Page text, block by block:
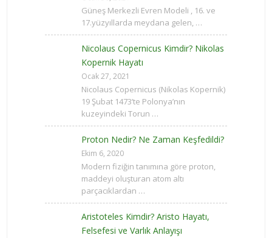
Güneş Merkezli Evren Modeli , 16. ve
17.yüzyıllarda meydana gelen, …
Nicolaus Copernicus Kimdir? Nikolas
Kopernik Hayatı
Ocak 27, 2021
Nicolaus Copernicus (Nikolas Kopernik)
19 Şubat 1473’te Polonya’nın
kuzeyindeki Torun …
Proton Nedir? Ne Zaman Keşfedildi?
Ekim 6, 2020
Modern fiziğin tanımına göre proton,
maddeyi oluşturan atom altı
parçacıklardan …
Aristoteles Kimdir? Aristo Hayatı,
Felsefesi ve Varlık Anlayışı